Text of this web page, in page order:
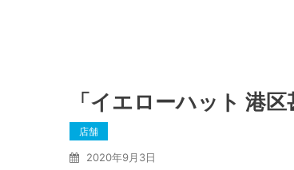
「イエローハット 港
店舗
2020年9月3日